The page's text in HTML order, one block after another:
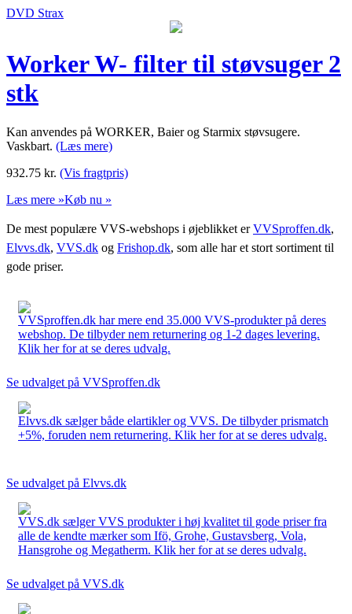
DVD Strax
Worker W- filter til støvsuger 2
stk
Kan anvendes på WORKER, Baier og Starmix støvsugere.
Vaskbart. (Læs mere)
932.75 kr. (Vis fragtpris)
Læs mere »Køb nu »
De mest populære VVS-webshops i øjeblikket erVVSproffen.dk,
Elvvs.dk, VVS.dk og Frishop.dk, som alle har et stort sortiment til
gode priser.
VVSproffen.dk har mere end 35.000 VVS-produkter på deres
webshop. De tilbyder nem returnering og 1-2 dages levering.
Klik her for at se deres udvalg.
Se udvalget på VVSproffen.dk
Elvvs.dk sælger både elartikler og VVS. De tilbyder prismatch
+5%, foruden nem returnering. Klik her for at se deres udvalg.
Se udvalget på Elvvs.dk
VVS.dk sælger VVS produkter i høj kvalitet til gode priser fra
alle de kendte mærker som Ifö, Grohe, Gustavsberg, Vola,
Hansgrohe og Megatherm. Klik her for at se deres udvalg.
Se udvalget på VVS.dk